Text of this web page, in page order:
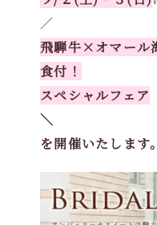
／
飛騨牛×オマール
食付！
スペシャルフェア
＼
を開催いたします。